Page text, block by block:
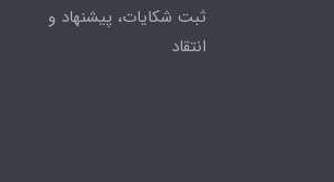
ثبت شکایات، پیشنهاد و
انتقاد